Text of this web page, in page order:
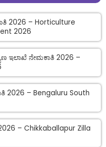
2026 – Horticulture
2026
ಇಲಾಖೆ ನೇಮಕಾತಿ 2026 –
2026 – Bengaluru South
– Chikkaballapur Zilla